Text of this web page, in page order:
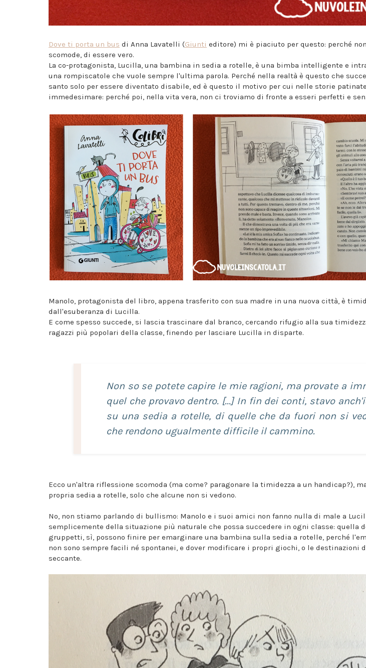
Dove ti porta un bus di Anna Lavatelli (Giunti editore) mi è piaciuto per questo: perché
scomode, di essere vero.
La co-protagonista, Lucilla, una bambina in sedia a rotelle, è una bimba intelligente e
una rompiscatole che vuole sempre l'ultima parola. Perché nella realtà è questo che
santo solo per essere diventato disabile, ed è questo il motivo per cui nelle storie
immedesimare: perché poi, nella vita vera, non ci troviamo di fronte a esseri perfetti e
Manolo, protagonista del libro, appena trasferito con sua madre in una nuova città, è
dall'esuberanza di Lucilla.
E come spesso succede, si lascia trascinare dal branco, cercando rifugio alla sua
ragazzi più popolari della classe, finendo per lasciare Lucilla in disparte.
Non so se potete capire le mie ragioni, ma provate a
quel che provavo dentro. [...] In fin dei conti, stavo
su una sedia a rotelle, di quelle che da fuori non si
che rendono ugualmente difficile il cammino.
Ecco un'altra riflessione scomoda (ma come? paragonare la timidezza a un handicap?),
propria sedia a rotelle, solo che alcune non si vedono.
No, non stiamo parlando di bullismo: Manolo e i suoi amici non fanno nulla di male a
semplicemente della situazione più naturale che possa succedere in ogni classe: quella
gruppetti, sì, possono finire per emarginare una bambina sulla sedia a rotelle, perché
non sono sempre facili né spontanei, e dover modificare i propri giochi, o le destinazioni
seccante.